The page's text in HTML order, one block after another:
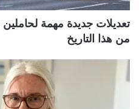
تعديلات جديدة مهمة
من هذا التاريخ